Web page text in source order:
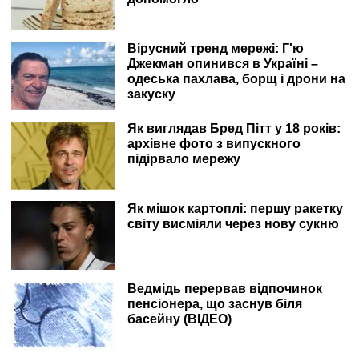
Вірусний тренд мережі: Г'ю
Джекман опинився в Україні –
одеська пахлава, борщ і дрони на
закуску
Як виглядав Бред Пітт у 18 років:
архівне фото з випускного
підірвало мережу
Як мішок картоплі: першу ракетку
світу висміяли через нову сукню
Ведмідь перервав відпочинок
пенсіонера, що заснув біля
басейну (ВІДЕО)